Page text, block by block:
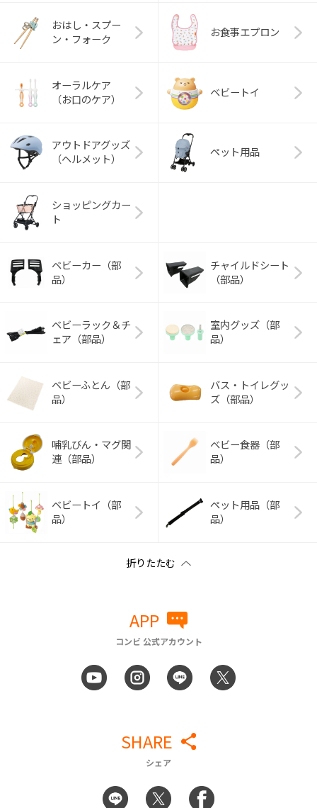
おはし・スプー
ン・フォーク
お食事エプロン
オーラルケア
（お口のケア）
ベビートイ
アウトドアグッズ
（ヘルメット）
ペット用品
ショッピングカー
ト
ベビーカー（部
品）
チャイルドシート
（部品）
ベビーラック＆チ
ェア（部品）
室内グッズ（部
品）
ベビーふとん（部
品）
バス・トイレグッ
ズ（部品）
哺乳びん・マグ関
連（部品）
ベビー食器（部
品）
ベビートイ（部
品）
ペット用品（部
品）
APP
コンビ 公式アカウント
SHARE
シェア